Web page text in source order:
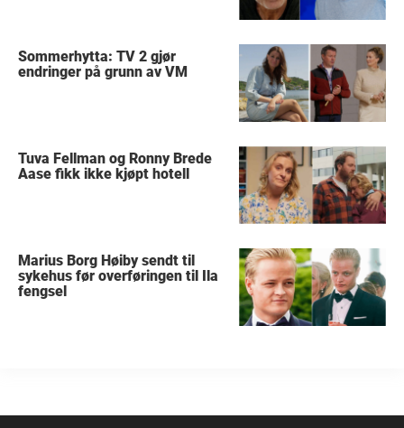
Sommerhytta: TV 2 gjør
endringer på grunn av VM
Tuva Fellman og Ronny Brede
Aase fikk ikke kjøpt hotell
Marius Borg Høiby sendt til
sykehus før overføringen til Ila
fengsel